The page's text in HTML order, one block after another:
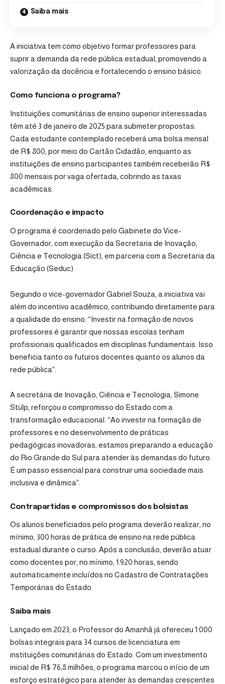
Saiba mais
A iniciativa tem como objetivo formar professores para
suprir a demanda da rede pública estadual, promovendo a
valorização da docência e fortalecendo o ensino básico.
Como funciona o programa?
Instituições comunitárias de ensino superior interessadas
têm até 3 de janeiro de 2025 para submeter propostas.
Cada estudante contemplado receberá uma bolsa mensal
de R$ 800, por meio do Cartão Cidadão, enquanto as
instituições de ensino participantes também receberão R$
800 mensais por vaga ofertada, cobrindo as taxas
acadêmicas.
Coordenação e impacto
O programa é coordenado pelo Gabinete do Vice-
Governador, com execução da Secretaria de Inovação,
Ciência e Tecnologia (Sict), em parceria com a Secretaria da
Educação (Seduc).
Segundo o vice-governador Gabriel Souza, a iniciativa vai
além do incentivo acadêmico, contribuindo diretamente para
a qualidade do ensino. “Investir na formação de novos
professores é garantir que nossas escolas tenham
profissionais qualificados em disciplinas fundamentais. Isso
beneficia tanto os futuros docentes quanto os alunos da
rede pública”.
A secretária de Inovação, Ciência e Tecnologia, Simone
Stülp, reforçou o compromisso do Estado com a
transformação educacional. “Ao investir na formação de
professores e no desenvolvimento de práticas
pedagógicas inovadoras, estamos preparando a educação
do Rio Grande do Sul para atender às demandas do futuro.
É um passo essencial para construir uma sociedade mais
inclusiva e dinâmica”.
Contrapartidas e compromissos dos bolsistas
Os alunos beneficiados pelo programa deverão realizar, no
mínimo, 300 horas de prática de ensino na rede pública
estadual durante o curso. Após a conclusão, deverão atuar
como docentes por, no mínimo, 1.920 horas, sendo
automaticamente incluídos no Cadastro de Contratações
Temporárias do Estado.
Saiba mais
Lançado em 2023, o Professor do Amanhã já ofereceu 1.000
bolsas integrais para 34 cursos de licenciatura em
instituições comunitárias do Estado. Com um investimento
inicial de R$ 76,8 milhões, o programa marcou o início de um
esforço estratégico para atender às demandas crescentes